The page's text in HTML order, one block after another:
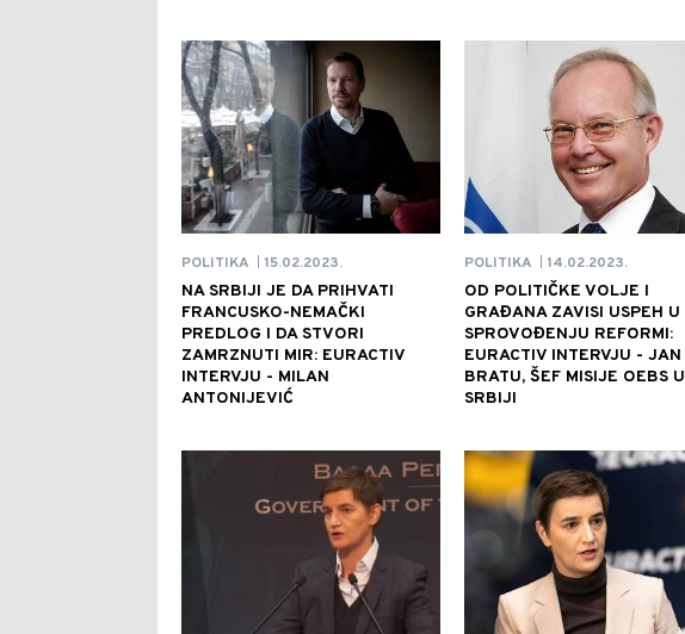
POLITIKA 15.02.2023.
NA SRBIJI JE DA PRIHVATI
FRANCUSKO-NEMAČKI
PREDLOG I DA STVORI
ZAMRZNUTI MIR: EURACTIV
INTERVJU - MILAN
ANTONIJEVIĆ
POLITIKA 14.02.2023.
OD POLITIČKE VOLJE I
GRAĐANA ZAVISI USPEH U
SPROVOĐENJU REFORMI:
EURACTIV INTERVJU - JAN
BRATU, ŠEF MISIJE OEBS U
SRBIJI